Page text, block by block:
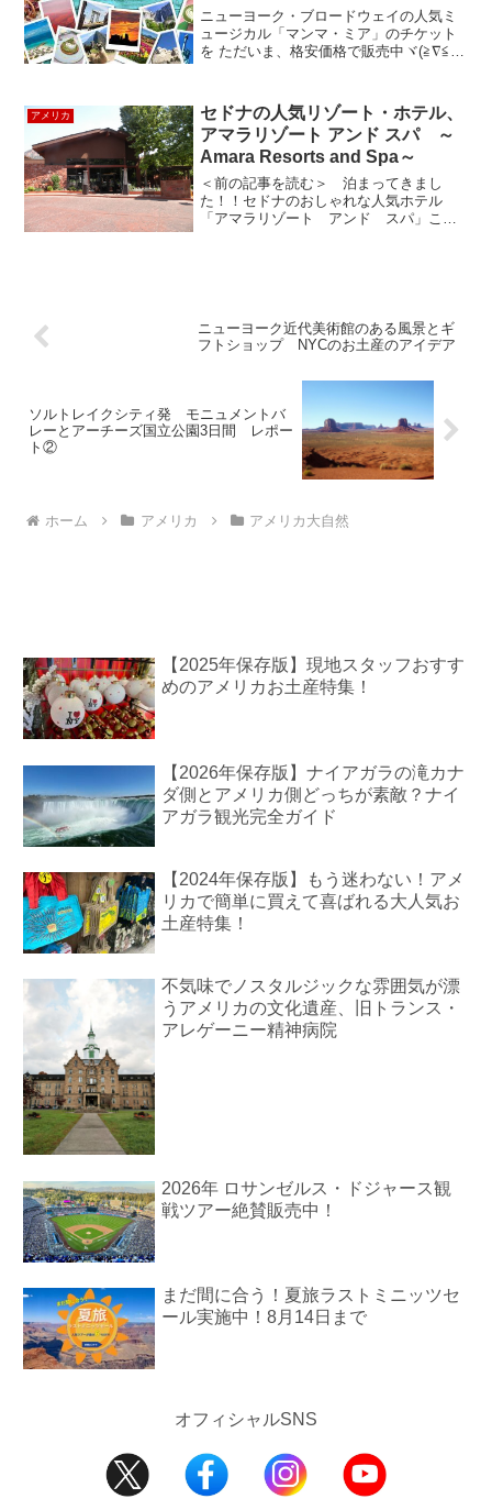
庫オンライン販売！
ニューヨーク・ブロードウェイの人気ミ
ュージカル「マンマ・ミア」のチケット
を ただいま、格安価格で販売中ヾ(≧∇≦*)
テムの秘密・・・(☆Д☆)ｷﾗﾘｰﾝ♪ ルック
ツア...
アメリカ
セドナの人気リゾート・ホテル、
アマラリゾート アンド スパ ～
Amara Resorts and Spa～
＜前の記事を読む＞ 泊まってきまし
た！！セドナのおしゃれな人気ホテル
「アマラリゾート アンド スパ」この
ニューヨーク近代美術館のある風景とギ
フトショップ NYCのお土産のアイデア
ソルトレイクシティ発 モニュメントバ
レーとアーチーズ国立公園3日間 レポー
ト②
ホーム アメリカ アメリカ大自然
【2025年保存版】現地スタッフおすす
めのアメリカお土産特集！
【2026年保存版】ナイアガラの滝カナ
ダ側とアメリカ側どっちが素敵？ナイ
アガラ観光完全ガイド
【2024年保存版】もう迷わない！アメ
リカで簡単に買えて喜ばれる大人気お
土産特集！
不気味でノスタルジックな雰囲気が漂
うアメリカの文化遺産、旧トランス・
アレゲーニー精神病院
2026年 ロサンゼルス・ドジャース観
戦ツアー絶賛販売中！
まだ間に合う！夏旅ラストミニッツセ
ール実施中！8月14日まで
オフィシャルSNS